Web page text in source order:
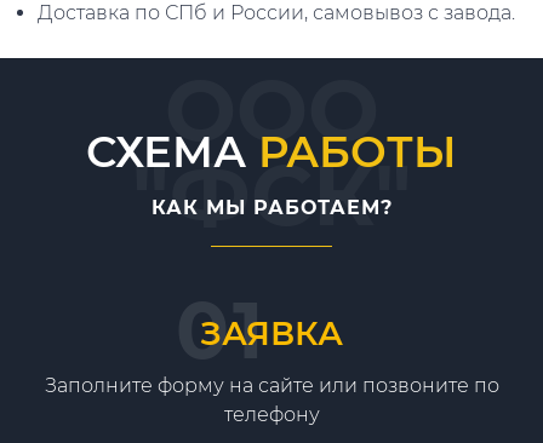
Доставка по СПб и России, самовывоз с завода.
ООО
"ФСК"
СХЕМА РАБОТЫ
КАК МЫ РАБОТАЕМ?
ЗАЯВКА
Заполните форму на сайте или позвоните по
телефону